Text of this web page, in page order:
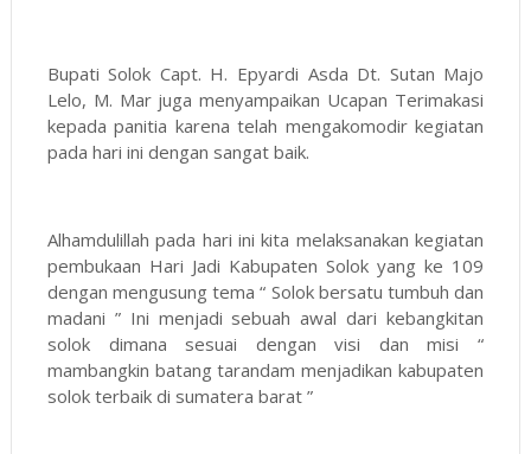
Bupati Solok Capt. H. Epyardi Asda Dt. Sutan Majo
Lelo, M. Mar juga menyampaikan Ucapan Terimakasi
kepada panitia karena telah mengakomodir kegiatan
pada hari ini dengan sangat baik.
Alhamdulillah pada hari ini kita melaksanakan kegiatan
pembukaan Hari Jadi Kabupaten Solok yang ke 109
dengan mengusung tema “ Solok bersatu tumbuh dan
madani ” Ini menjadi sebuah awal dari kebangkitan
solok dimana sesuai dengan visi dan misi “
mambangkin batang tarandam menjadikan kabupaten
solok terbaik di sumatera barat ”